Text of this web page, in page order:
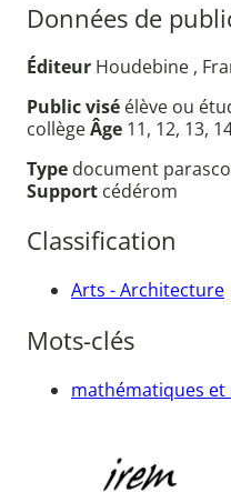
Données de
Éditeur Houdebine ,
Public visé élève ou
collègeÂge 11, 12, 13,
Type document
Support cédérom
Classification
Arts - Architecture
Mots-clés
mathématiques et